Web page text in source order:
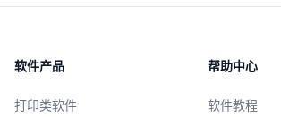
软件产品
打印类软件
帮助中心
软件教程